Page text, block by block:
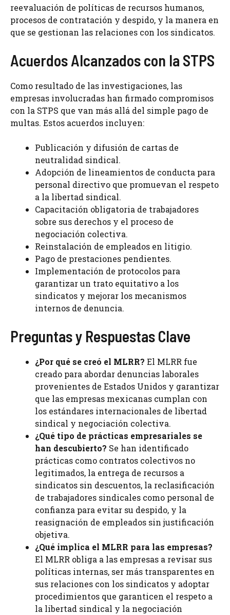
reevaluación de políticas de recursos humanos,
procesos de contratación y despido, y la manera en
que se gestionan las relaciones con los sindicatos.
Acuerdos Alcanzados con la STPS
Como resultado de las investigaciones, las
empresas involucradas han firmado compromisos
con la STPS que van más allá del simple pago de
multas. Estos acuerdos incluyen:
Publicación y difusión de cartas de
neutralidad sindical.
Adopción de lineamientos de conducta para
personal directivo que promuevan el respeto
a la libertad sindical.
Capacitación obligatoria de trabajadores
sobre sus derechos y el proceso de
negociación colectiva.
Reinstalación de empleados en litigio.
Pago de prestaciones pendientes.
Implementación de protocolos para
garantizar un trato equitativo a los
sindicatos y mejorar los mecanismos
internos de denuncia.
Preguntas y Respuestas Clave
¿Por qué se creó el MLRR? El MLRR fue
creado para abordar denuncias laborales
provenientes de Estados Unidos y garantizar
que las empresas mexicanas cumplan con
los estándares internacionales de libertad
sindical y negociación colectiva.
¿Qué tipo de prácticas empresariales se
han descubierto? Se han identificado
prácticas como contratos colectivos no
legitimados, la entrega de recursos a
sindicatos sin descuentos, la reclasificación
de trabajadores sindicales como personal de
confianza para evitar su despido, y la
reasignación de empleados sin justificación
objetiva.
¿Qué implica el MLRR para las empresas?
El MLRR obliga a las empresas a revisar sus
políticas internas, ser más transparentes en
sus relaciones con los sindicatos y adoptar
procedimientos que garanticen el respeto a
la libertad sindical y la negociación